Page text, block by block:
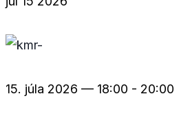
15. júla 2026 — 18:00 - 20:00